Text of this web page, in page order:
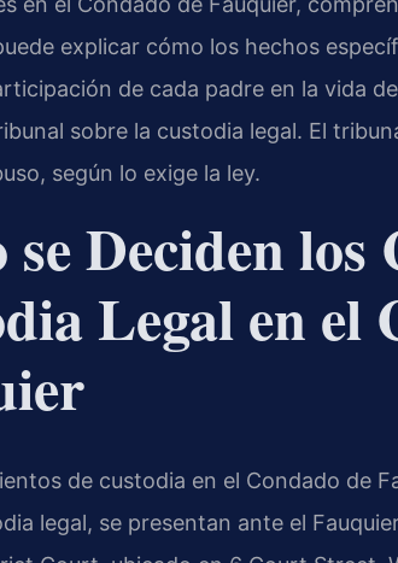
explicar cómo los hechos
de cada padre en la vida
sobre la custodia legal. El
según lo exige la ley.
Deciden los
Legal en el
de custodia en el Condado de
legal, se presentan ante el